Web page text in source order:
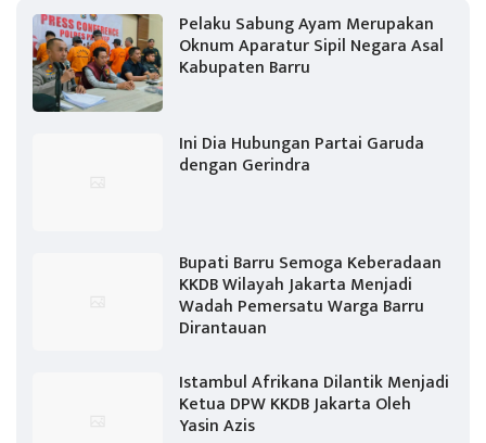
Pelaku Sabung Ayam Merupakan
Oknum Aparatur Sipil Negara Asal
Kabupaten Barru
Ini Dia Hubungan Partai Garuda
dengan Gerindra
Bupati Barru Semoga Keberadaan
KKDB Wilayah Jakarta Menjadi
Wadah Pemersatu Warga Barru
Dirantauan
Istambul Afrikana Dilantik Menjadi
Ketua DPW KKDB Jakarta Oleh
Yasin Azis